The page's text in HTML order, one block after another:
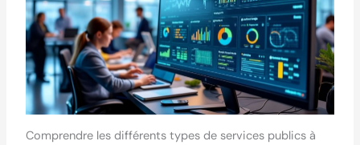
Comprendre les différents types de services publics à